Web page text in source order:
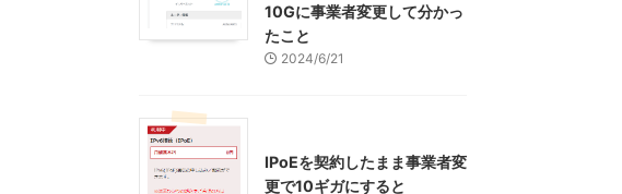
10Gに事業者変更して分かっ
たこと
2024/6/21
IPoEを契約したまま事業者変
更で10ギガにすると